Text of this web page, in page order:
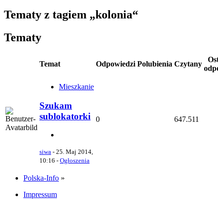
Tematy z tagiem „kolonia“
Tematy
Temat Odpowiedzi Polubienia Czytany
Mieszkanie
Szukam
sublokatorki
siwa - 25. Maj 2014,
10:16 - Ogłoszenia
0 647.511
Polska-Info »
Impressum